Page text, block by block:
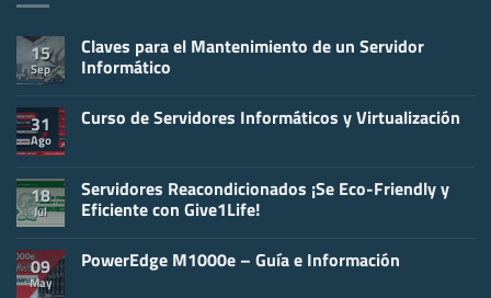
15
Sep
Claves para el Mantenimiento de un Servidor
Informático
comentarios
Mantenimiento
de
un
31
Ago
Curso de Servidores Informáticos y Virtualización
en
Curso
de
y
Virtualización
18
Jul
Servidores Reacondicionados ¡Se Eco-Friendly y
Eficiente con Give1Life!
comentarios
09
May
PowerEdge M1000e – Guía e Información